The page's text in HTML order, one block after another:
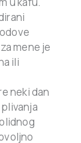
mene je
ili
neki dan